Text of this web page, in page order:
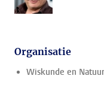
Organisatie
Wiskunde en